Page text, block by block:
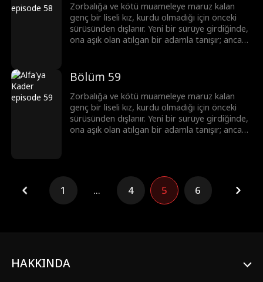
Zorbalığa ve kötü muameleye maruz kalan
genç bir liseli kız, kurdu olmadığı için önceki
sürüsünden dışlanır. Yeni bir sürüye girdiğinde,
ona aşık olan atılgan bir adamla tanışır; ancak
Bölüm 59
Zorbalığa ve kötü muameleye maruz kalan
genç bir liseli kız, kurdu olmadığı için önceki
sürüsünden dışlanır. Yeni bir sürüye girdiğinde,
ona aşık olan atılgan bir adamla tanışır; ancak
1 ... 4 5 6
HAKKINDA